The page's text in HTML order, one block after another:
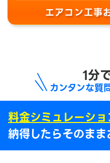
エアコン工事
1分
カンタンな質
料金シミュレーショ
納得したらそのま